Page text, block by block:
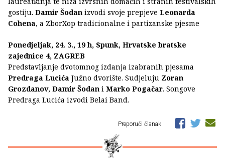
gostiju. Damir Šodan izvodi svoje prepjeve Leonarda
Cohena, a ZborXop tradicionalne i partizanske pjesme
Ponedjeljak, 24. 3., 19 h, Spunk, Hrvatske bratske
zajednice 4, ZAGREB
Predstavljanje dvotomnog izdanja izabranih pjesama
Predraga Lucića Južno dvorište. Sudjeluju Zoran
Grozdanov, Damir Šodan i Marko Pogačar. Songove
Predraga Lucića izvodi Belai Band.
Preporuči članak